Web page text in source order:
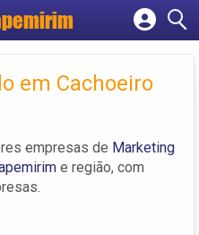
empresa
conta
em Cachoeiro
empresas de Marketing
e região, com